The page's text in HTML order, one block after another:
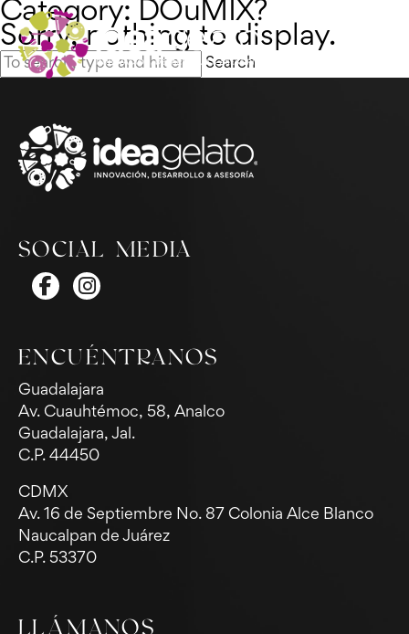
Category: DOuMIX?
Sorry, nothing to display.
Search
SOCIAL MEDIA
ENCUÉNTRANOS
Guadalajara
Av. Cuauhtémoc, 58, Analco
Guadalajara, Jal.
C.P. 44450
CDMX
Av. 16 de Septiembre No. 87 Colonia Alce Blanco
Naucalpan de Juárez
C.P. 53370
LLÁMANOS